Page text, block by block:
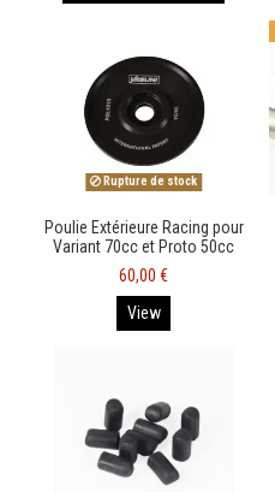
Rupture de stock
Poulie Extérieure Racing pour
Variant 70cc et Proto 50cc
60,00 €
View